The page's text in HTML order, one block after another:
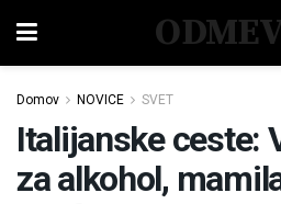
Domov NOVICE SVET
Italijanske ceste:
za alkohol,